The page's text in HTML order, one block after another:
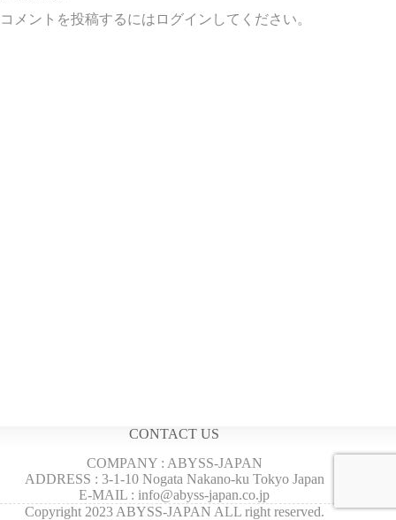
コメントを投稿するには ログイン してください。
CONTACT US
COMPANY : ABYSS-JAPAN
ADDRESS : 3-1-10 Nogata Nakano-ku Tokyo Japan
E-MAIL : info@abyss-japan.co.jp
Copyright 2023 ABYSS-JAPAN ALL right reserved.